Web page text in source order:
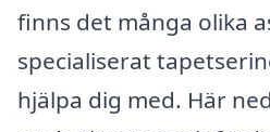
finns det många olika
specialiserat
hjälpa dig med. Här